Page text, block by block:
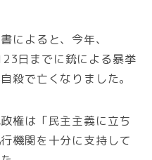
によると、今年、
日までに銃による暴挙
殺で亡くなりました。
権は「民主主義に立ち
機関を十分に支持して